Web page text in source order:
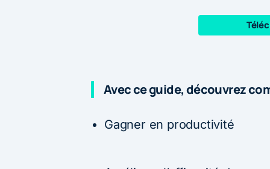
Avec ce guide, découvrez
Gagner en productivité